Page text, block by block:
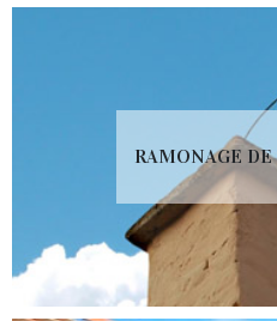
RAMONAGE